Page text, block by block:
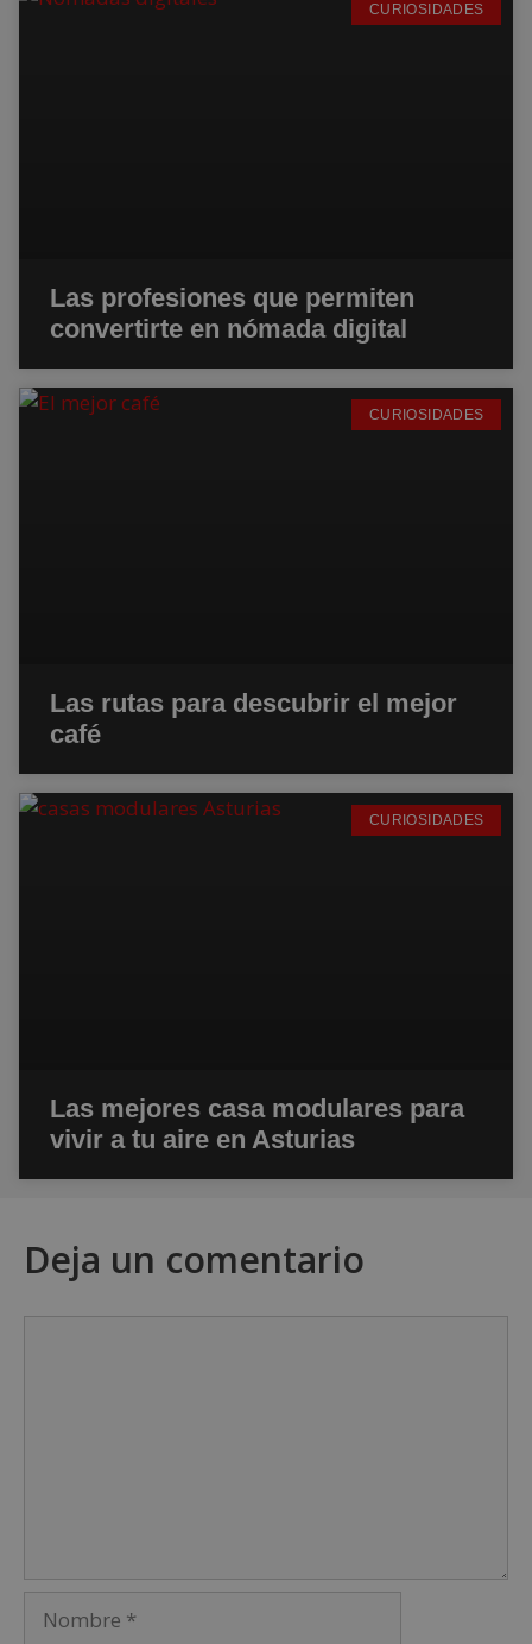
CURIOSIDADES
Las profesiones que permiten
convertirte en nómada digital
CURIOSIDADES
Las rutas para descubrir el mejor
café
CURIOSIDADES
Las mejores casa modulares para
vivir a tu aire en Asturias
Deja un comentario